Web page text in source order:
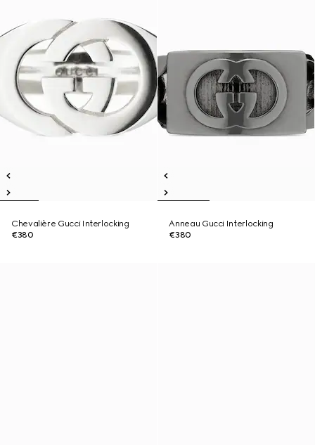
Chevalière Gucci Interlocking
€380
Anneau Gucci Interlocking
€380